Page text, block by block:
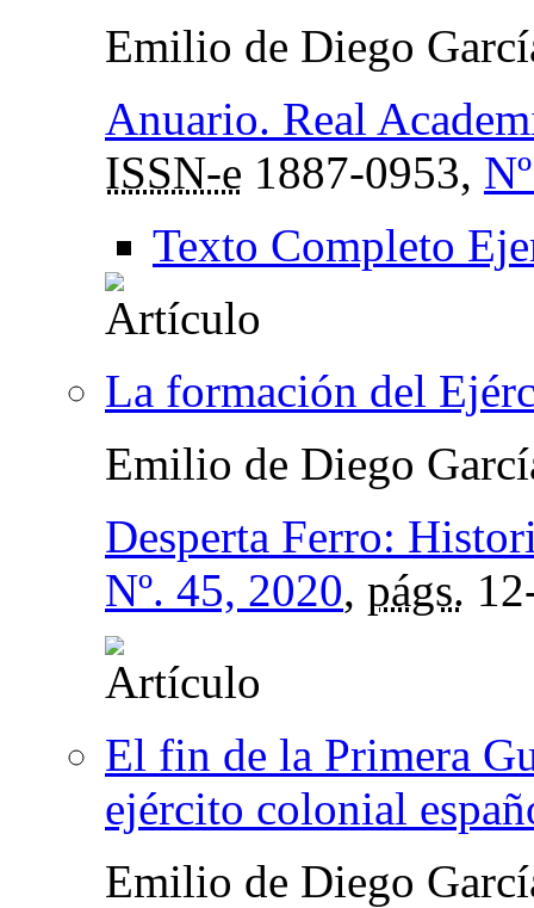
Emilio de Diego
Anuario. Real
ISSN-e 1887-0953,
Texto Completo
La formación del
Emilio de Diego
Desperta Ferro:
Nº. 45, 2020, págs.
El fin de la Primera
ejército colonial
Emilio de Diego